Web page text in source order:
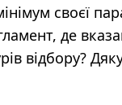
своєї
де
відбору?